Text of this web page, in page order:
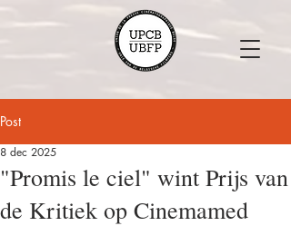
Post
"Promis le ciel" wint Prijs van
de Kritiek op Cinemamed
8 dec 2025